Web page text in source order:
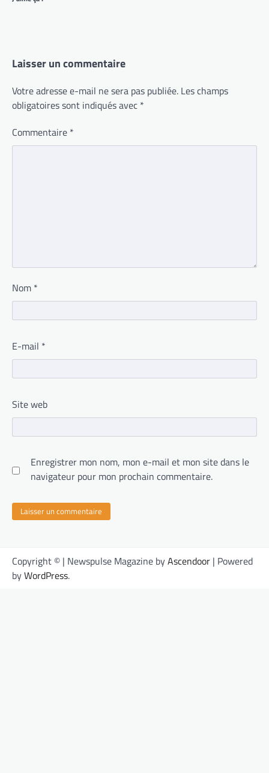
Laisser un commentaire
Votre adresse e-mail ne sera pas publiée. Les champs
obligatoires sont indiqués avec *
Commentaire *
Nom *
E-mail *
Site web
Enregistrer mon nom, mon e-mail et mon site dans le
navigateur pour mon prochain commentaire.
Copyright © | Newspulse Magazine byAscendoor | Powered
byWordPress.